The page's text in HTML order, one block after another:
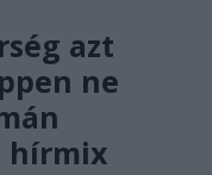
azt
ne
hírmix